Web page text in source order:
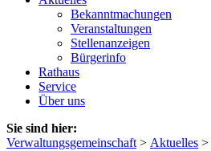
Bekanntmachungen
Veranstaltungen
Stellenanzeigen
Bürgerinfo
Rathaus
Service
Über uns
Sie sind hier:
Verwaltungsgemeinschaft > Aktuelles >